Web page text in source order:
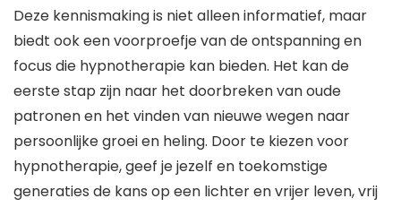
Deze kennismaking is niet alleen informatief, maar
biedt ook een voorproefje van de ontspanning en
focus die hypnotherapie kan bieden. Het kan de
eerste stap zijn naar het doorbreken van oude
patronen en het vinden van nieuwe wegen naar
persoonlijke groei en heling. Door te kiezen voor
hypnotherapie, geef je jezelf en toekomstige
generaties de kans op een lichter en vrijer leven, vrij